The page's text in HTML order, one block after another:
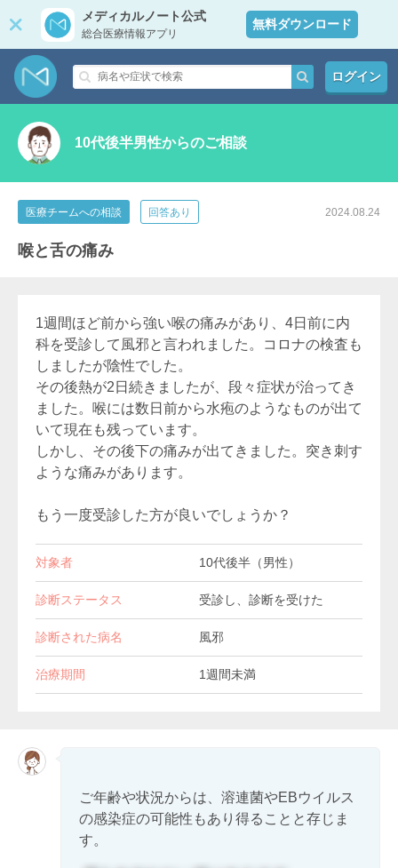
メディカルノート公式
総合医療情報アプリ
無料ダウンロード
ログイン
10代後半男性からのご相談
医療チームへの相談 回答あり 2024.08.24
喉と舌の痛み
1週間ほど前から強い喉の痛みがあり、4日前に内
科を受診して風邪と言われました。コロナの検査も
しましたが陰性でした。
その後熱が2日続きましたが、段々症状が治ってき
ました。喉には数日前から水疱のようなものが出て
いて現在も残っています。
しかし、その後下の痛みが出てきました。突き刺す
ような痛みがあります。
もう一度受診した方が良いでしょうか？
対象者 10代後半（男性）
診断ステータス 受診し、診断を受けた
診断された病名 風邪
治療期間 1週間未満
ご年齢や状況からは、溶連菌やEBウイルス
の感染症の可能性もあり得ることと存じま
す。